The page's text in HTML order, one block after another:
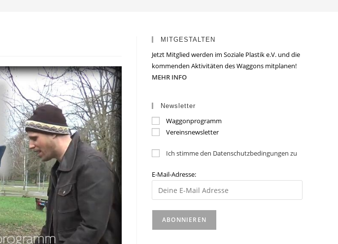
MITGESTALTEN
Jetzt Mitglied werden im Soziale Plastik e.V. und die
kommenden Aktivitäten des Waggons mitplanen!
MEHR INFO
Newsletter
Waggonprogramm
Vereinsnewsletter
Ich stimme den Datenschutzbedingungen zu
E-Mail-Adresse: